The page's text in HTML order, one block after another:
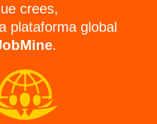
crees,
plataforma global
.